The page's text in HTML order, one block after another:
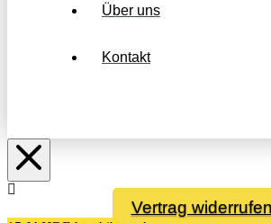
Über uns
Kontakt
Vertrag widerrufen